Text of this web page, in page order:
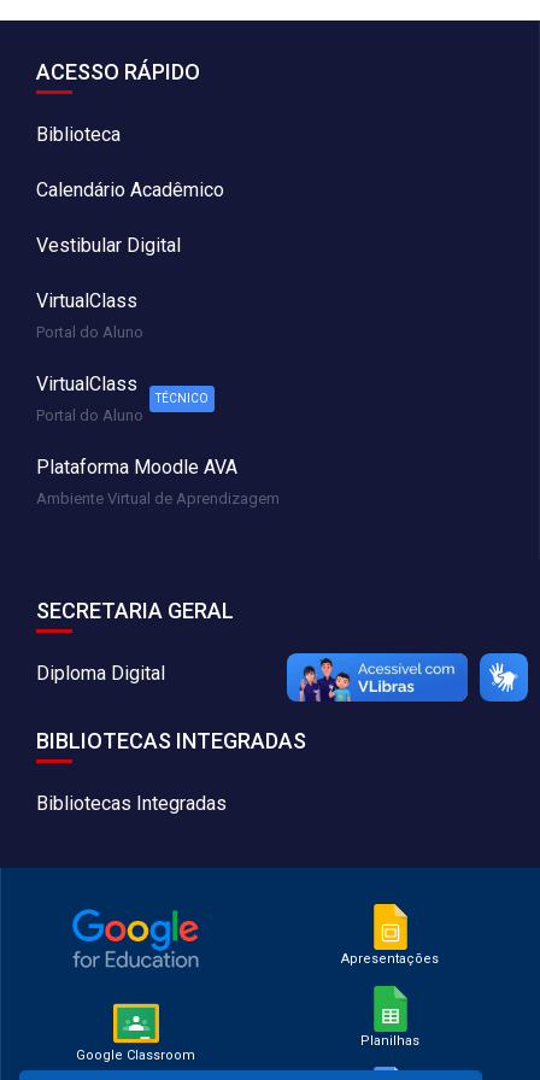
ACESSO RÁPIDO
Biblioteca
Calendário Acadêmico
Vestibular Digital
VirtualClass
Portal do Aluno
VirtualClass
Portal do Aluno
TÉCNICO
Plataforma Moodle AVA
Ambiente Virtual de Aprendizagem
SECRETARIA GERAL
Diploma Digital
BIBLIOTECAS INTEGRADAS
Bibliotecas Integradas
Google Classroom
Apresentações
Planilhas